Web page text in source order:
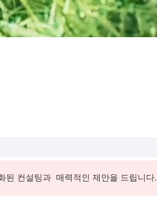
된 컨설팅과  매력적인 제안을 드립니다.